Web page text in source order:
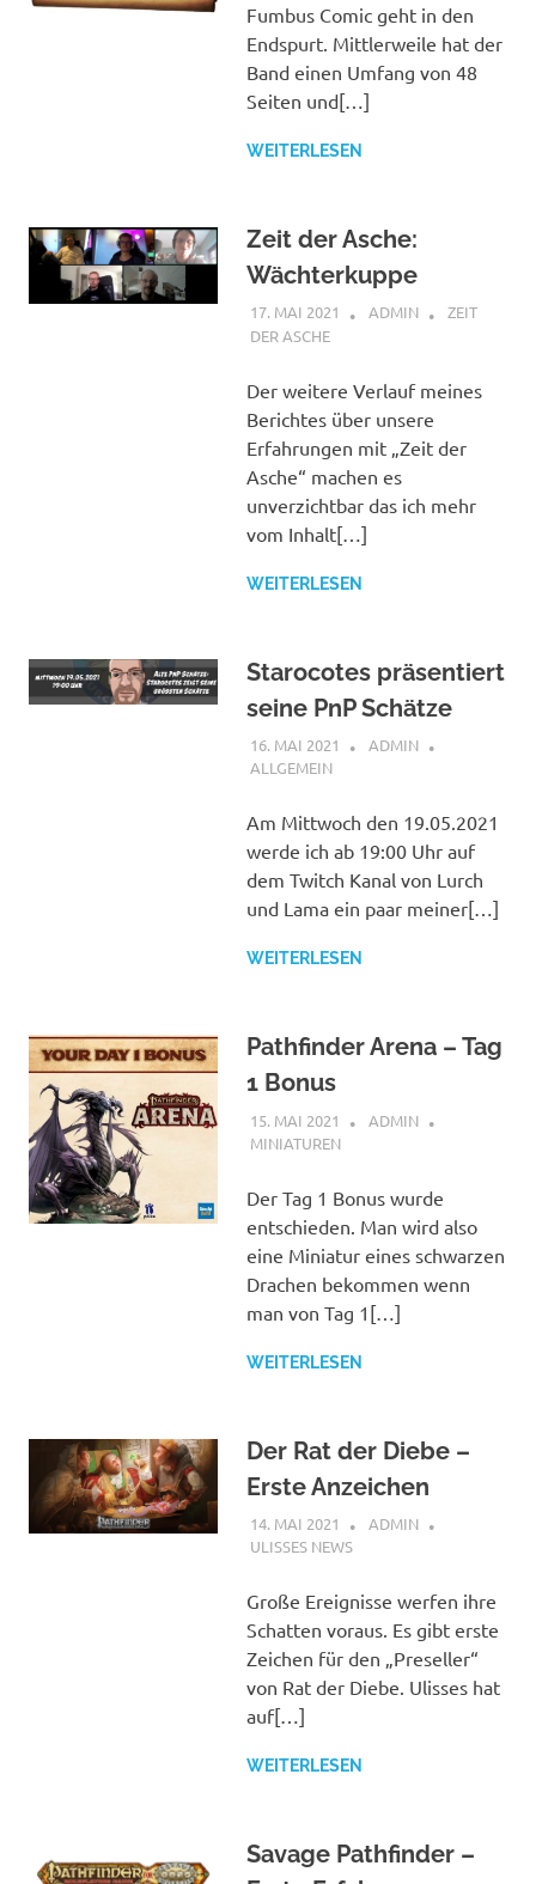
Fumbus Comic geht in den
Endspurt. Mittlerweile hat der
Band einen Umfang von 48
Seiten und[…]
WEITERLESEN
Zeit der Asche:
Wächterkuppe
17. MAI 2021 ADMIN
ZEIT
DER ASCHE
Der weitere Verlauf meines
Berichtes über unsere
Erfahrungen mit „Zeit der
Asche“ machen es
unverzichtbar das ich mehr
vom Inhalt[…]
WEITERLESEN
Starocotes präsentiert
seine PnP Schätze
16. MAI 2021
ADMIN
ALLGEMEIN
Am Mittwoch den 19.05.2021
werde ich ab 19:00 Uhr auf
dem Twitch Kanal von Lurch
und Lama ein paar meiner[…]
WEITERLESEN
Pathfinder Arena – Tag
1 Bonus
15. MAI 2021
ADMIN
MINIATUREN
Der Tag 1 Bonus wurde
entschieden. Man wird also
eine Miniatur eines schwarzen
Drachen bekommen wenn
man von Tag 1[…]
WEITERLESEN
Der Rat der Diebe –
Erste Anzeichen
14. MAI 2021
ADMIN
ULISSES NEWS
Große Ereignisse werfen ihre
Schatten voraus. Es gibt erste
Zeichen für den „Preseller“
von Rat der Diebe. Ulisses hat
auf[…]
WEITERLESEN
Savage Pathfinder –